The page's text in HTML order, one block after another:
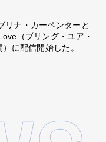
リナ・カーペンターと
（ブリング・ユア・
に配信開始した。